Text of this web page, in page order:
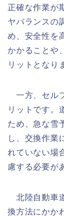
正確な作業が
ヤバランスの
め、安全性を
かかることや
リットとなり
一方、セル
リットです。
ため、急な雪
し、交換作業
れていない場
慮する必要が
北陸自動車
換方法にかか